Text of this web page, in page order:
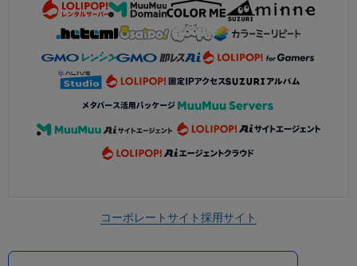
コーポレートサイト採用サイト